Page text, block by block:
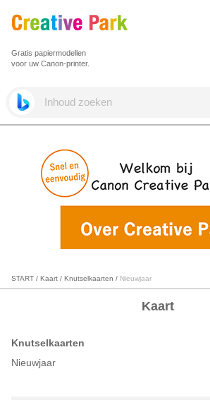
Gratis papiermodellen
voor uw Canon-printer.
START / Kaart / Knutselkaarten / Nieuwjaar
Kaart
Knutselkaarten
Nieuwjaar